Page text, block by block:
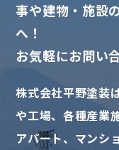
事や建物・施設
へ！
お気軽にお問い
株式会社平野塗装
や工場、 各種産業
アパート、マンシ